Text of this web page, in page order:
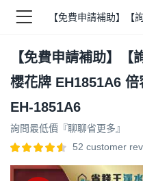
)
)
【免費申請補助】【
櫻花牌 EH1851A6
EH-1851A6
詢問最低價『聊聊省更多』
52 customer